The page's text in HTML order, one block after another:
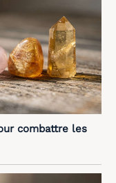
combattre les